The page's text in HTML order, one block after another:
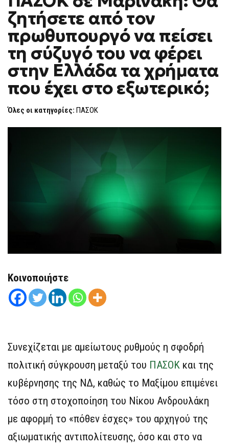
ΜΑΡΙΝΆΚΗ:
ΘΑ
ΖΗΤΉΣΕΤΕ
ΑΠΌ
ΤΟΝ
ΠΡΩΘΥΠΟΥΡΓΌ
ΝΑ
ΠΕΊΣΕΙ
ΤΗ
ΤΟΥ
ΝΑ
ΣΤΗΝ
ΤΑ
ΣΤΟ
ΕΞΩΤΕΡΙΚΌ;
ζητήσετε από τον
πρωθυπουργό να πείσει
τη σύζυγό του να φέρει
στην Ελλάδα τα χρήματα
που έχει στο εξωτερικό;
Όλες οι κατηγορίες: ΠΑΣΟΚ
Κοινοποιήστε
Συνεχίζεται με αμείωτους ρυθμούς η σφοδρή
πολιτική σύγκρουση μεταξύ του ΠΑΣΟΚ και της
κυβέρνησης της ΝΔ, καθώς το Μαξίμου επιμένει
τόσο στη στοχοποίηση του Νίκου Ανδρουλάκη
με αφορμή το «πόθεν έσχες» του αρχηγού της
αξιωματικής αντιπολίτευσης, όσο και στο να